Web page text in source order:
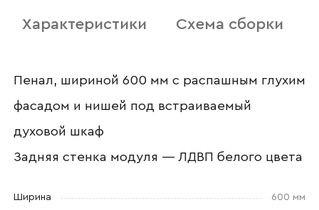
Характеристики Схема сборки
Пенал, шириной 600 мм с распашным глухим
фасадом и нишей под встраиваемый
духовой шкаф
Задняя стенка модуля — ЛДВП белого цвета
Ширина 600 мм
Согласен с
и обработкой данных.